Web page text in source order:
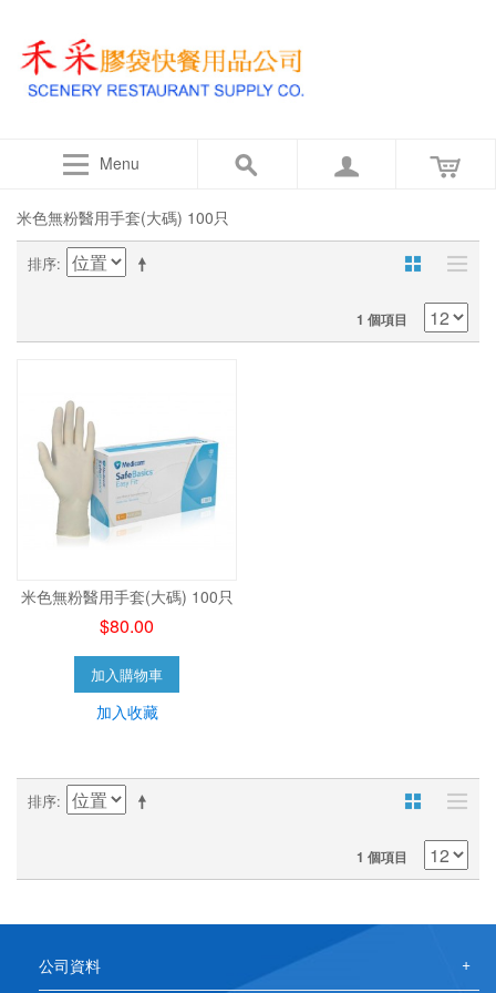
Menu
米色無粉醫用手套(大碼) 100只
排序
1 個項目
米色無粉醫用手套(大碼) 100只
$80.00
加入購物車
加入收藏
排序
1 個項目
公司資料